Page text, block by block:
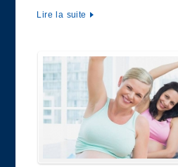
Lire la suite